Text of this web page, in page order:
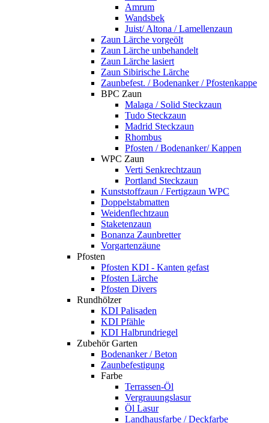
Amrum
Wandsbek
Juist/ Altona / Lamellenzaun
Zaun Lärche vorgeölt
Zaun Lärche unbehandelt
Zaun Lärche lasiert
Zaun Sibirische Lärche
Zaunbefest. / Bodenanker / Pfostenkappe
BPC Zaun
Malaga / Solid Steckzaun
Tudo Steckzaun
Madrid Steckzaun
Rhombus
Pfosten / Bodenanker/ Kappen
WPC Zaun
Verti Senkrechtzaun
Portland Steckzaun
Kunststoffzaun / Fertigzaun WPC
Doppelstabmatten
Weidenflechtzaun
Staketenzaun
Bonanza Zaunbretter
Vorgartenzäune
Pfosten
Pfosten KDI - Kanten gefast
Pfosten Lärche
Pfosten Divers
Rundhölzer
KDI Palisaden
KDI Pfähle
KDI Halbrundriegel
Zubehör Garten
Bodenanker / Beton
Zaunbefestigung
Farbe
Terrassen-Öl
Vergrauungslasur
Öl Lasur
Landhausfarbe / Deckfarbe